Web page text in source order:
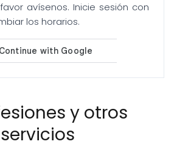
avísenos. Inicie sesión con
los horarios.
y otros
servicios